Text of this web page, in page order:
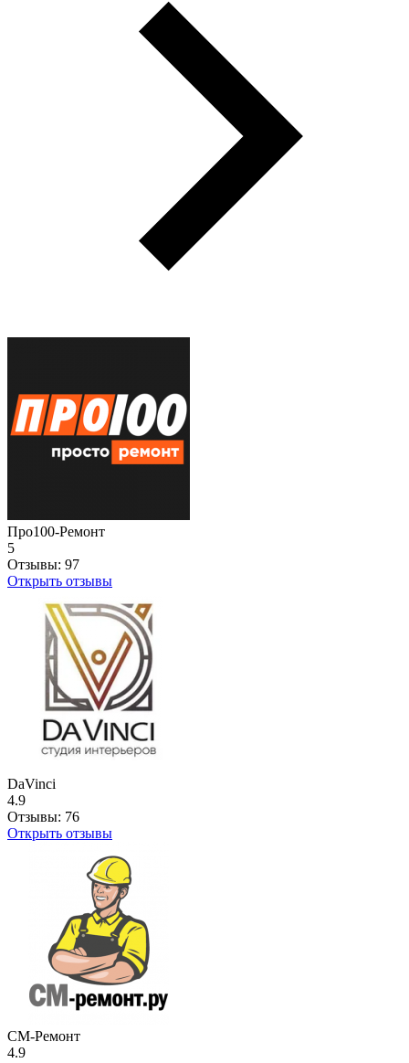
Про100-Ремонт
5
Отзывы: 97
Открыть отзывы
DaVinci
4.9
Отзывы: 76
Открыть отзывы
СМ-Ремонт
4.9